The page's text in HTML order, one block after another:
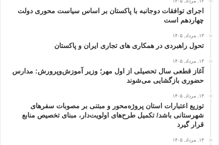
اجرای توافقات دوجانبه با پاکستان بر اساس سیاست محوری دولت
چهاردهم است
۱۳, مرداد, ۱۴۰۵
تحول راهبردی در همکاری های تجاری ایران و پاکستان
۱۳, مرداد, ۱۴۰۵
آغاز قطعی سال تحصیلی از اول مهر؛ وزیر آموزش‌وپرورش: مدارس
حضوری بازگشایی می‌شوند
۱۳, مرداد, ۱۴۰۵
توزیع اعتبارات استان پروژه‌محور و مبتنی بر مصوبات سفرهای
شهرستانی باشد/ تکمیل طرح‌های اولویت‌دار، مبنای تخصیص منابع
قرار گیرد
۱۳, مرداد, ۱۴۰۵